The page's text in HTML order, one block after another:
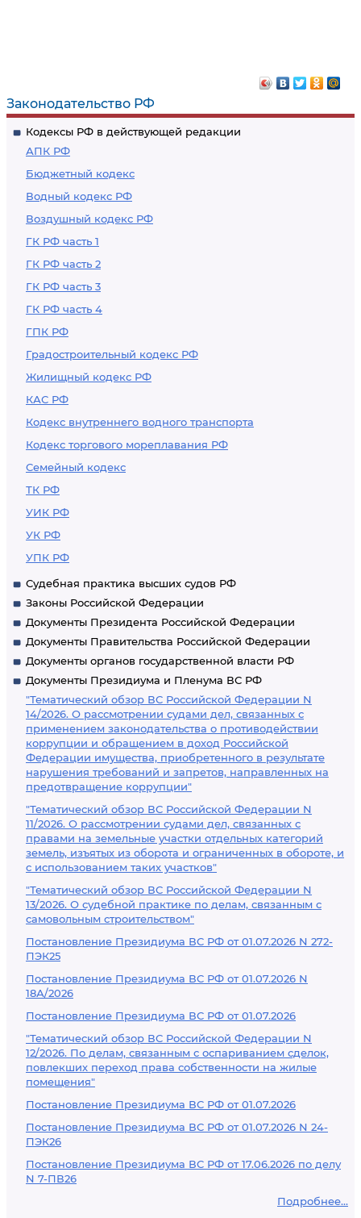
Законодательство РФ
Кодексы РФ в действующей редакции
АПК РФ
Бюджетный кодекс
Водный кодекс РФ
Воздушный кодекс РФ
ГК РФ часть 1
ГК РФ часть 2
ГК РФ часть 3
ГК РФ часть 4
ГПК РФ
Градостроительный кодекс РФ
Жилищный кодекс РФ
КАС РФ
Кодекс внутреннего водного транспорта
Кодекс торгового мореплавания РФ
Семейный кодекс
ТК РФ
УИК РФ
УК РФ
УПК РФ
Судебная практика высших судов РФ
Законы Российской Федерации
Документы Президента Российской Федерации
Документы Правительства Российской Федерации
Документы органов государственной власти РФ
Документы Президиума и Пленума ВС РФ
"Тематический обзор ВС Российской Федерации N
14/2026. О рассмотрении судами дел, связанных с
применением законодательства о противодействии
коррупции и обращением в доход Российской
Федерации имущества, приобретенного в результате
нарушения требований и запретов, направленных на
предотвращение коррупции"
"Тематический обзор ВС Российской Федерации N
11/2026. О рассмотрении судами дел, связанных с
правами на земельные участки отдельных категорий
земель, изъятых из оборота и ограниченных в обороте, и
с использованием таких участков"
"Тематический обзор ВС Российской Федерации N
13/2026. О судебной практике по делам, связанным с
самовольным строительством"
Постановление Президиума ВС РФ от 01.07.2026 N 272-
ПЭК25
Постановление Президиума ВС РФ от 01.07.2026 N
18А/2026
Постановление Президиума ВС РФ от 01.07.2026
"Тематический обзор ВС Российской Федерации N
12/2026. По делам, связанным с оспариванием сделок,
повлекших переход права собственности на жилые
помещения"
Постановление Президиума ВС РФ от 01.07.2026
Постановление Президиума ВС РФ от 01.07.2026 N 24-
ПЭК26
Постановление Президиума ВС РФ от 17.06.2026 по делу
N 7-ПВ26
Подробнее...